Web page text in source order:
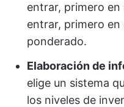
entrar, primero en
entrar, primero
ponderado.
Elaboración de
elige un sistema
los niveles de